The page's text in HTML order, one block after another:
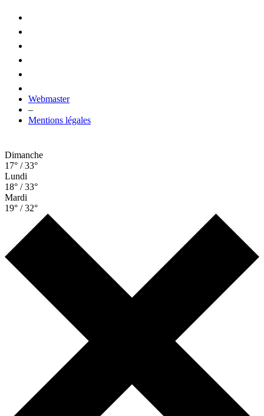
Webmaster
–
Mentions légales
Dimanche
17° / 33°
Lundi
18° / 33°
Mardi
19° / 32°